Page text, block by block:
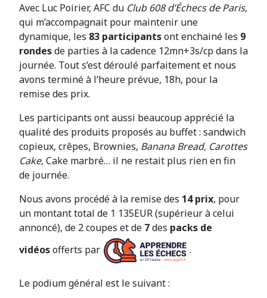
Avec Luc Poirier, AFC du Club 608 d’Échecs de Paris,
qui m’accompagnait pour maintenir une
dynamique, les 83 participantsont enchainé les 9
rondesde parties à la cadence 12mn+3s/cp dans la
journée. Tout s’est déroulé parfaitement et nous
avons terminé à l’heure prévue, 18h, pour la
remise des prix.
Les participants ont aussi beaucoup apprécié la
qualité des produits proposés au buffet : sandwich
copieux, crêpes, Brownies, Banana Bread, Carottes
Cake, Cake marbré… il ne restait plus rien en fin
de journée.
Nous avons procédé à la remise des 14 prix, pour
un montant total de 1 135EUR (supérieur à celui
annoncé), de 2 coupes et de 7des packs de
vidéosofferts par .
Le podium général est le suivant :